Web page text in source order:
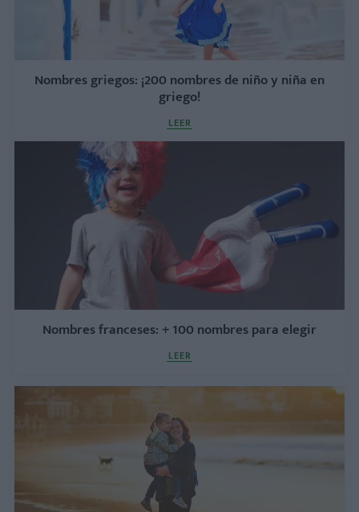
Nombres griegos: ¡200 nombres de niño y niña en
griego!
LEER
Nombres franceses: + 100 nombres para elegir
LEER